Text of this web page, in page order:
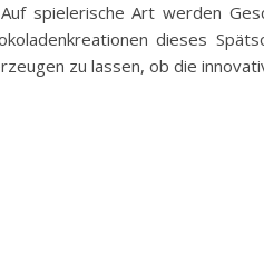
spielerische Art werden
dieses
zu lassen, ob die